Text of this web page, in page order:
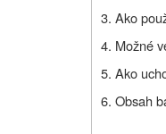
3. Ako
4. Možné
5. Ako
6. Obsah